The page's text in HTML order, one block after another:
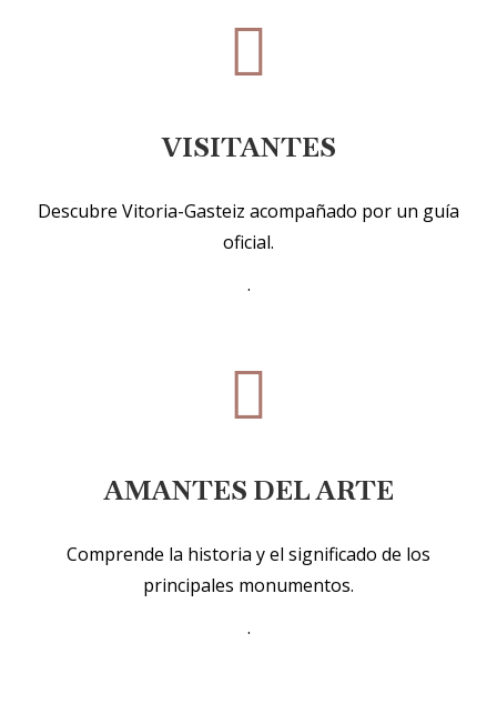
VISITANTES
Descubre Vitoria-Gasteiz acompañado por un guía
oficial.
.
AMANTES DEL ARTE
Comprende la historia y el significado de los
principales monumentos.
.